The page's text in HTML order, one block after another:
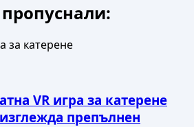
VR игра за катерене
препълнен